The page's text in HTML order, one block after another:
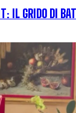
IL GRIDO DI